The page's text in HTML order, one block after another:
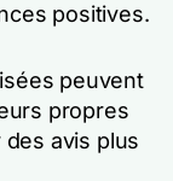
positives.
peuvent
propres
avis plus